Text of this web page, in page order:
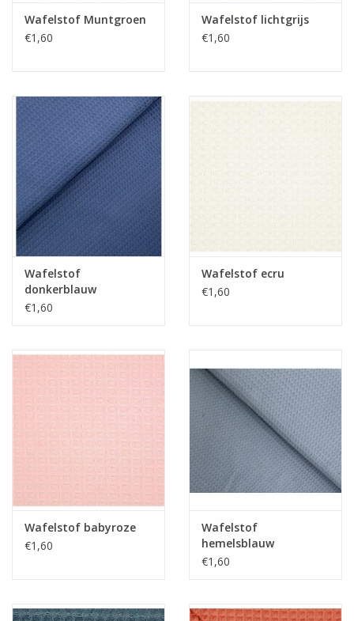
Wafelstof Muntgroen
€1,60
Wafelstof lichtgrijs
€1,60
Wafelstof
donkerblauw
€1,60
Wafelstof ecru
€1,60
Wafelstof babyroze
€1,60
Wafelstof
hemelsblauw
€1,60